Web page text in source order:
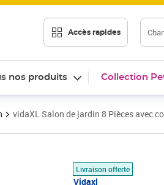
Accès rapides
nos produits Collection
vidaXL Salon de jardin 8 Pièces avec
Livraison offerte
Vidaxl
Prix barré 673,99 €
Prix 529,89€